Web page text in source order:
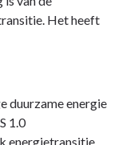
Het heeft
duurzame energie
1.0
energietransitie